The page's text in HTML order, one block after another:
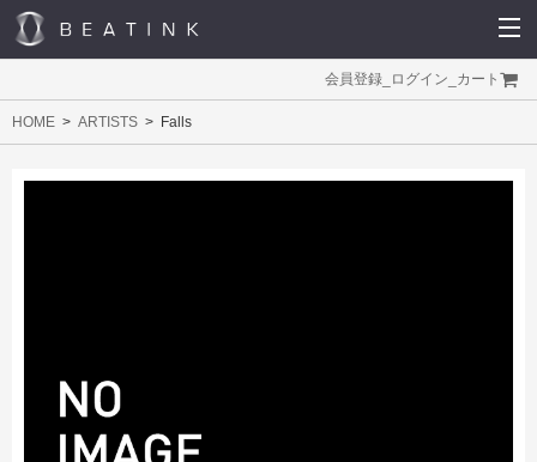
会員登録 ログイン カート
HOME ARTISTS Falls